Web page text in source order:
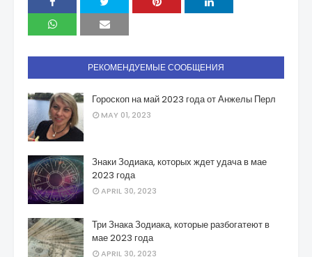
РЕКОМЕНДУЕМЫЕ СООБЩЕНИЯ
Гороскоп на май 2023 года от Анжелы Перл
MAY 01, 2023
Знаки Зодиака, которых ждет удача в мае
2023 года
APRIL 30, 2023
Три Знака Зодиака, которые разбогатеют в
мае 2023 года
APRIL 30, 2023